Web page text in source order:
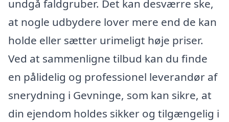
undgå faldgruber. Det kan desværre ske,
at nogle udbydere lover mere end de kan
holde eller sætter urimeligt høje priser.
Ved at sammenligne tilbud kan du finde
en pålidelig og professionel leverandør af
snerydning i Gevninge, som kan sikre, at
din ejendom holdes sikker og tilgængelig i